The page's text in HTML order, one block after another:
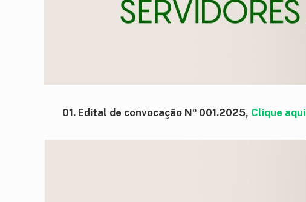
01. Edital de convocação Nº 001.2025, Clique aqui